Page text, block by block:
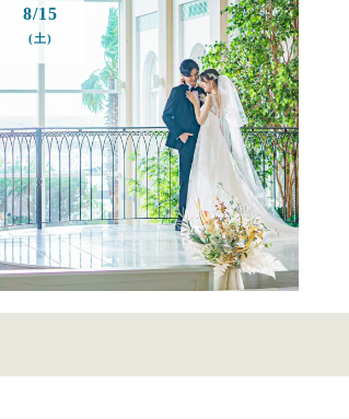
8/15
(土)